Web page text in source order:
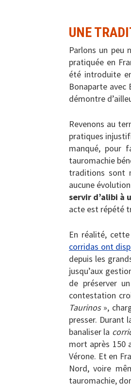
UNE
Parlons un peu
pratiquée en
été introduite
Bonaparte
démontre
Revenons au
pratiques
manqué, pour
tauromachie
traditions sont
aucune
servir d’alibi à
acte est répété
En réalité, cette
corridas ont
depuis les
jusqu’aux
de préserver
contestation
Taurinos»,
presser. Durant
banaliser la
mort après 150
Vérone. Et en
Nord, voire
tauromachie,